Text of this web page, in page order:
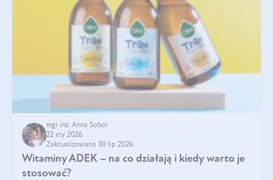
mgr inż. Anna Sobol
22 sty 2026
Zaktualizowano 30 lip 2026
Witaminy ADEK – na co działają i kiedy warto je
stosować?